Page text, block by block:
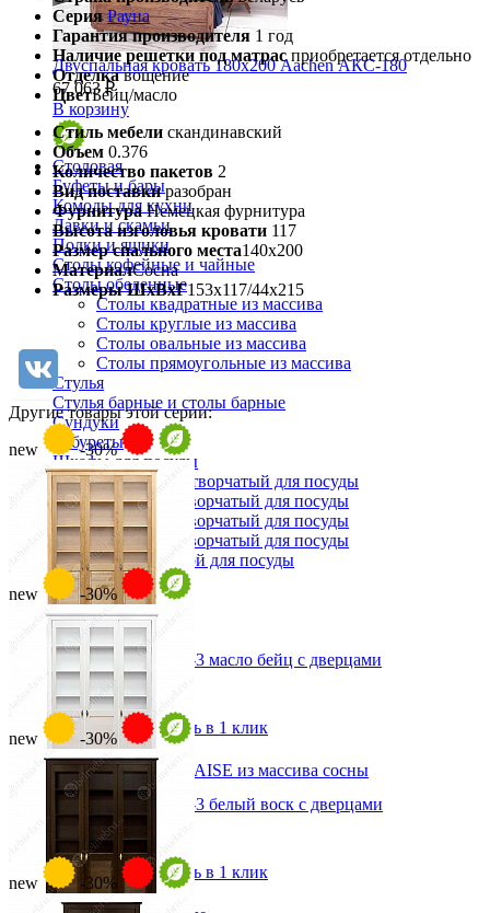
Двуспальная кровать 180х200 Aachen АКС-180
67 063 ₽
В корзину
Столовая
Буфеты и бары
Комоды для кухни
Лавки и скамьи
Полки и ящики
Столы кофейные и чайные
Столы обеденные
Столы квадратные из массива
Столы круглые из массива
Столы овальные из массива
Столы прямоугольные из массива
Стулья
Стулья барные и столы барные
Сундуки
Табуреты
Шкафы для посуды
Шкаф 1-но створчатый для посуды
Шкаф 2-х створчатый для посуды
Шкаф 3-х створчатый для посуды
Шкаф 4-х створчатый для посуды
Шкаф угловой для посуды
Стул MEXICA-CHAISE из массива сосны
7 818 ₽
8 687 ₽
В корзину
-10%
Прихожая
Серия Рауна
Гарантия производителя 1 год
Наличие решетки под матрас приобретается отдельно
Отделка вощение
ЦветБейц/масло
Стиль мебели скандинавский
Объем 0.376
Количество пакетов 2
Вид поставки разобран
Фурнитура Немецкая фурнитура
Высота изголовья кровати 117
Размер спального места140х200
МатериалСосна
Размеры ШхВхГ153х117/44х215
Другие товары этой серии:
new
-30%
Стеллаж для книг Рауна-3 масло бейц с дверцами
от 58 611 ₽
от 83 730 ₽
В корзину
Быстро купить в 1 клик
new -30%
Стеллаж для книг Рауна-3 белый воск с дверцами
от 83 730 ₽
В корзину
Быстро купить в 1 клик
new -30%
new -30%